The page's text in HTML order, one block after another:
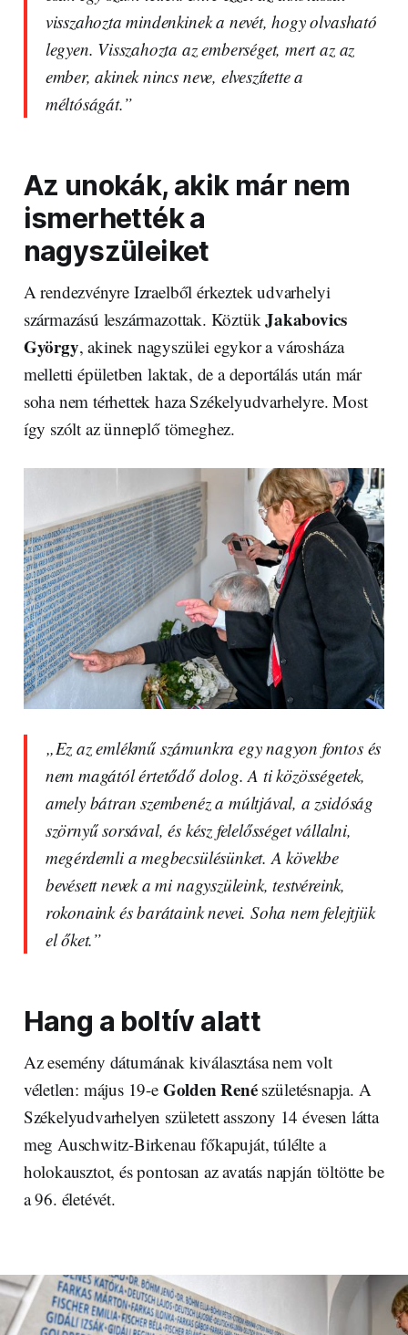
visszahozta mindenkinek a nevét, hogy olvasható
legyen. Visszahozta az emberséget, mert az az
ember, akinek nincs neve, elveszítette a
méltóságát.”
Az unokák, akik már nem
ismerhették a
nagyszüleiket
A rendezvényre Izraelből érkeztek udvarhelyi
származású leszármazottak. KöztükJakabovics
György, akinek nagyszülei egykor a városháza
melletti épületben laktak, de a deportálás után már
soha nem térhettek haza Székelyudvarhelyre. Most
így szólt az ünneplő tömeghez.
„Ez az emlékmű számunkra egy nagyon fontos és
nem magától értetődő dolog. A ti közösségetek,
amely bátran szembenéz a múltjával, a zsidóság
szörnyű sorsával, és kész felelősséget vállalni,
megérdemli a megbecsülésünket. A kövekbe
bevésett nevek a mi nagyszüleink, testvéreink,
rokonaink és barátaink nevei. Soha nem felejtjük
el őket.”
Hang a boltív alatt
Az esemény dátumának kiválasztása nem volt
véletlen: május 19-e Golden René születésnapja. A
Székelyudvarhelyen született asszony 14 évesen látta
meg Auschwitz-Birkenau főkapuját, túlélte a
holokausztot, és pontosan az avatás napján töltötte be
a 96. életévét.